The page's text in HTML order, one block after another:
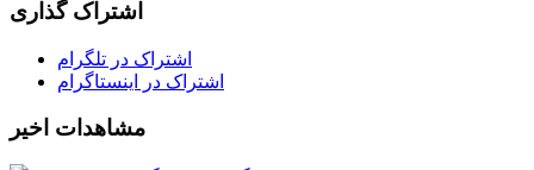
اشتراک گذاری
اشتراک در تلگرام
اشتراک در اینستاگرام
مشاهدات اخیر